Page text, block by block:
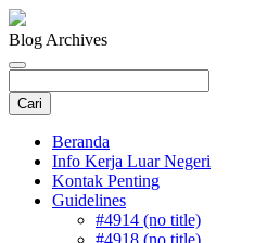
Blog Archives
Beranda
Info Kerja Luar Negeri
Kontak Penting
Guidelines
#4914 (no title)
#4918 (no title)